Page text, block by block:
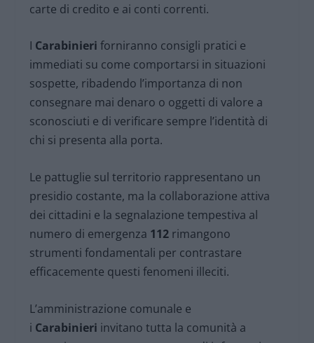
carte di credito e ai conti correnti.
I Carabinieri forniranno consigli pratici e
immediati su come comportarsi in situazioni
sospette, ribadendo l’importanza di non
consegnare mai denaro o oggetti di valore a
sconosciuti e di verificare sempre l’identità di
chi si presenta alla porta.
Le pattuglie sul territorio rappresentano un
presidio costante, ma la collaborazione attiva
dei cittadini e la segnalazione tempestiva al
numero di emergenza 112 rimangono
strumenti fondamentali per contrastare
efficacemente questi fenomeni illeciti.
L’amministrazione comunale e
i Carabinieri invitano tutta la comunità a